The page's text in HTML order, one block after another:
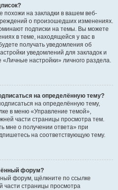
похожи на закладки в вашем веб-
о произошедших изменениях.
подписки на темы. Вы можете
в теме, находящейся у вас в
получать уведомления об
уведомлений для закладок и
«Личные настройки» личного раздела.
на определённую тему?
на определённую тему,
в меню «Управление темой»,
части страницы просмотра тем.
мне о получении ответа» при
на соответствующую тему.
форум?
форум, щёлкните по ссылке
части страницы просмотра